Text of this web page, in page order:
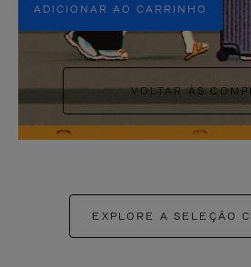
ADICIONAR AO CARRINHO
VOLTAR ÀS
EXPLORE A SELEÇÃO